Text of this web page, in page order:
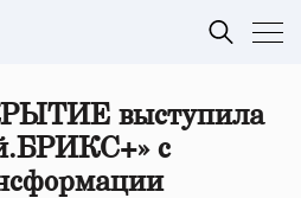
выступила
с